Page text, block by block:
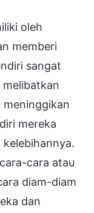
oleh
memberi
sangat
melibatkan
meninggikan
mereka
cara atau
diam-diam
dan